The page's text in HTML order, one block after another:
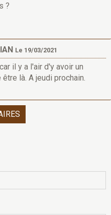
?
Le 19/03/2021
il y a l'air d'y avoir un
là. A jeudi prochain.